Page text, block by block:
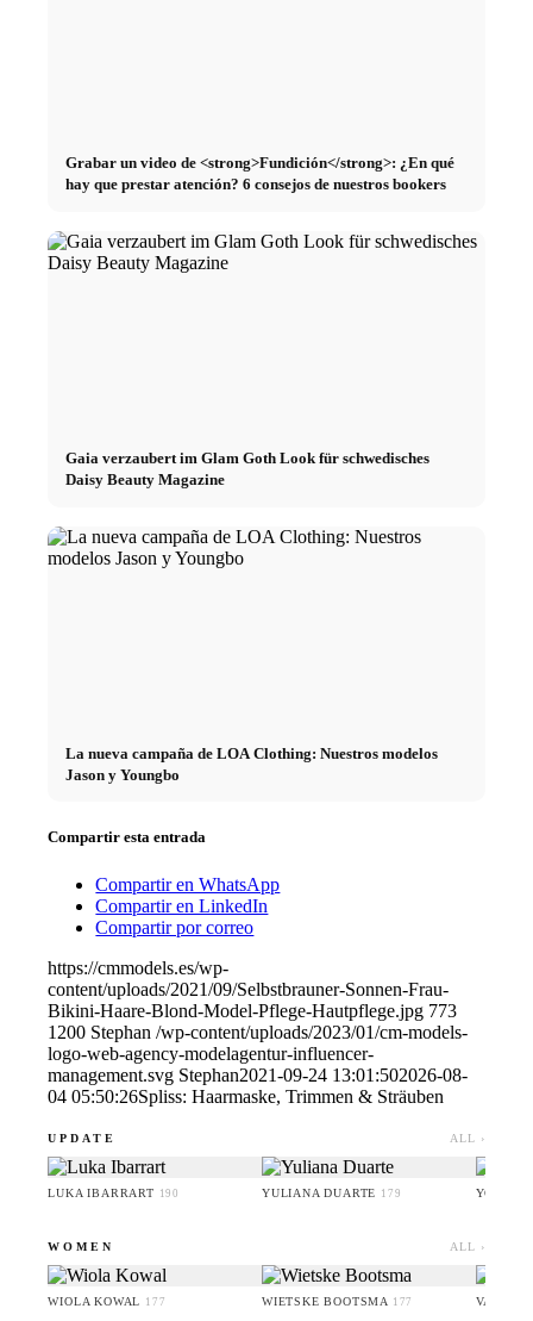
Grabar un video de <strong>Fundición</strong>: ¿En qué
hay que prestar atención? 6 consejos de nuestros bookers
Gaia verzaubert im Glam Goth Look für schwedisches
Daisy Beauty Magazine
La nueva campaña de LOA Clothing: Nuestros modelos
Jason y Youngbo
Compartir esta entrada
Compartir en WhatsApp
Compartir en LinkedIn
Compartir por correo
https://cmmodels.es/wp-
content/uploads/2021/09/Selbstbrauner-Sonnen-Frau-
Bikini-Haare-Blond-Model-Pflege-Hautpflege.jpg 773
1200 Stephan /wp-content/uploads/2023/01/cm-models-
logo-web-agency-modelagentur-influencer-
management.svg Stephan2021-09-24 13:01:502026-08-
04 05:50:26Spliss: Haarmaske, Trimmen & Sträuben
UPDATE ALL ›
LUKA IBARRART 190 YULIANA DUARTE 179 YOO
WOMEN ALL ›
WIOLA KOWAL 177 WIETSKE BOOTSMA 177